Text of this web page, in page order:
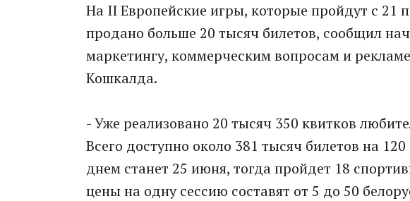
На II Европейские игры, которые пройдут с 21
продано больше 20 тысяч билетов, сообщил
маркетингу, коммерческим вопросам и
Кошкалда.
- Уже реализовано 20 тысяч 350 квитков
Всего доступно около 381 тысяч билетов на
днем станет 25 июня, тогда пройдет 18
цены на одну сессию составят от 5 до 50